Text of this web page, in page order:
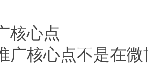
核心点
广核心点不是在